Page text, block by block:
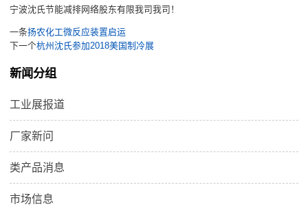
宁波沈氏节能减排网络股东有限我司我司！
一条扬农化工微反应装置启运
下一个杭州沈氏参加2018美国制冷展
新闻分组
工业展报道
厂家新问
类产品消息
市场信息